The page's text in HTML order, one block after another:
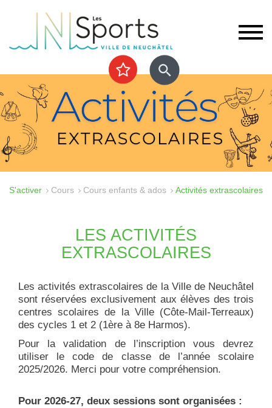
S'activer Cours Cours enfants & ados Activités extrascolaires
LES ACTIVITÉS
EXTRASCOLAIRES
Les activités extrascolaires de la Ville de Neuchâtel
sont réservées exclusivement aux élèves des trois
centres scolaires de la Ville (Côte-Mail-Terreaux)
des cycles 1 et 2 (1ère à 8e Harmos).
Pour la validation de l’inscription vous devrez
utiliser le code de classe de l’année scolaire
2025/2026. Merci pour votre compréhension.
Pour 2026-27, deux sessions sont organisées :